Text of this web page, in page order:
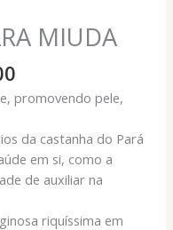
MIUDA
de
preço:
R$ 135,00
através
R$ 2.700,00
promovendo pele,
da castanha do Pará
em si, como a
de auxiliar na
riquíssima em